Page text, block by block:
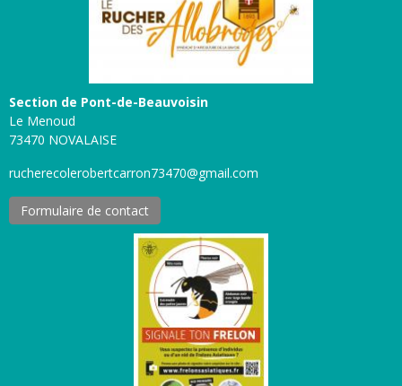
Section de Pont-de-Beauvoisin
Le Menoud
73470 NOVALAISE
rucherecolerobertcarron73470@gmail.com
Formulaire de contact